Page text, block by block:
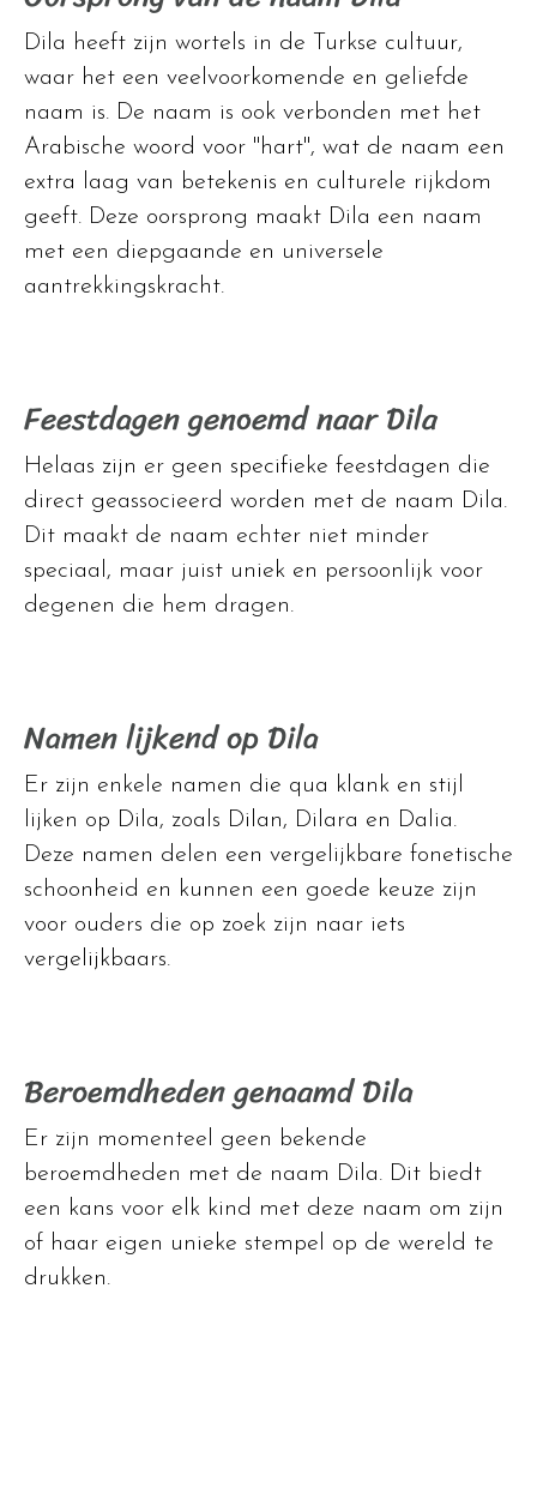
Dila heeft zijn wortels in de Turkse cultuur,
waar het een veelvoorkomende en geliefde
naam is. De naam is ook verbonden met het
Arabische woord voor "hart", wat de naam een
extra laag van betekenis en culturele rijkdom
geeft. Deze oorsprong maakt Dila een naam
met een diepgaande en universele
aantrekkingskracht.
Feestdagen genoemd naar Dila
Helaas zijn er geen specifieke feestdagen die
direct geassocieerd worden met de naam Dila.
Dit maakt de naam echter niet minder
speciaal, maar juist uniek en persoonlijk voor
degenen die hem dragen.
Namen lijkend op Dila
Er zijn enkele namen die qua klank en stijl
lijken op Dila, zoals Dilan, Dilara en Dalia.
Deze namen delen een vergelijkbare fonetische
schoonheid en kunnen een goede keuze zijn
voor ouders die op zoek zijn naar iets
vergelijkbaars.
Beroemdheden genaamd Dila
Er zijn momenteel geen bekende
beroemdheden met de naam Dila. Dit biedt
een kans voor elk kind met deze naam om zijn
of haar eigen unieke stempel op de wereld te
drukken.